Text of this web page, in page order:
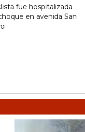
fue hospitalizada
en avenida San